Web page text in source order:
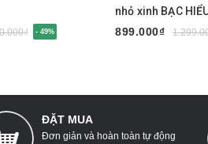
- 49%
nhỏ xinh BẠC
LTE585
899.000₫
ĐẶT MUA
Đơn giản và hoàn toàn tự động